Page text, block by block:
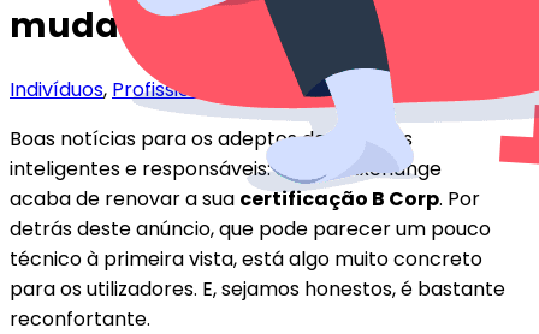
muda?
Indivíduos, Profissionais
Boas notícias para os adeptos das viagens
inteligentes e responsáveis: a HomeExchange
acaba de renovar a sua certificação B Corp. Por
detrás deste anúncio, que pode parecer um pouco
técnico à primeira vista, está algo muito concreto
para os utilizadores. E, sejamos honestos, é bastante
reconfortante.